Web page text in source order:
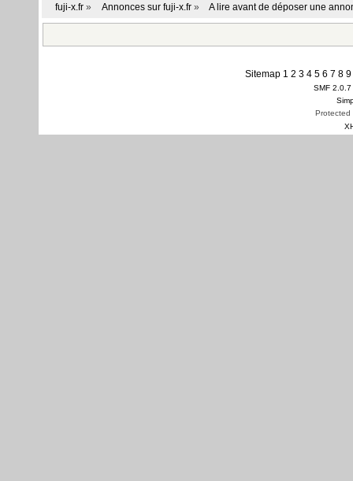
fuji-x.fr » Annonces sur fuji-x.fr» A lire avant de déposer une
Sitemap 1 2 3 4 5 6 7 8 9
SMF 2.0.7